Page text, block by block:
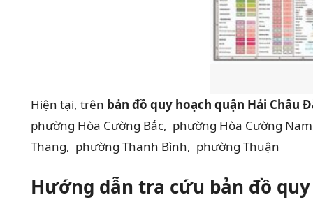
Hiện tại, trên bản đồ quy hoạch quận Hải Châu
phường Hòa Cường Bắc, phường Hòa Cường
Thang, phường Thanh Bình, phường Thuận
Hướng dẫn tra cứu bản đồ